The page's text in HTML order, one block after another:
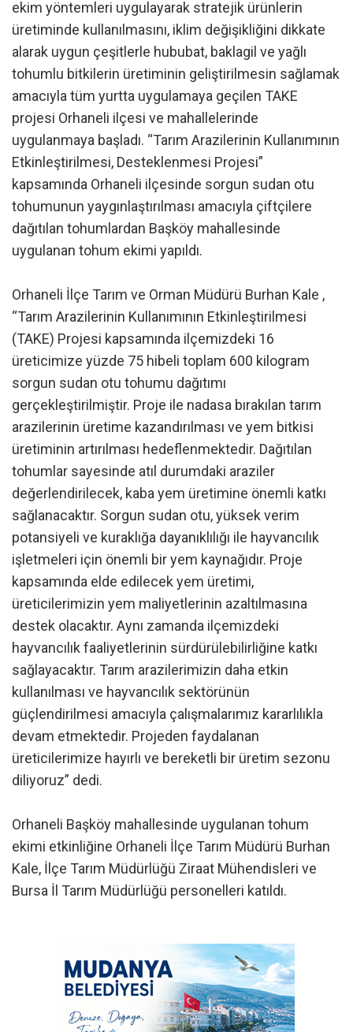
ekim yöntemleri uygulayarak stratejik ürünlerin
üretiminde kullanılmasını, iklim değişikliğini dikkate
alarak uygun çeşitlerle hububat, baklagil ve yağlı
tohumlu bitkilerin üretiminin geliştirilmesin sağlamak
amacıyla tüm yurtta uygulamaya geçilen TAKE
projesi Orhaneli ilçesi ve mahallelerinde
uygulanmaya başladı. “Tarım Arazilerinin Kullanımının
Etkinleştirilmesi, Desteklenmesi Projesi”
kapsamında Orhaneli ilçesinde sorgun sudan otu
tohumunun yaygınlaştırılması amacıyla çiftçilere
dağıtılan tohumlardan Başköy mahallesinde
uygulanan tohum ekimi yapıldı.
Orhaneli İlçe Tarım ve Orman Müdürü Burhan Kale ,
“Tarım Arazilerinin Kullanımının Etkinleştirilmesi
(TAKE) Projesi kapsamında ilçemizdeki 16
üreticimize yüzde 75 hibeli toplam 600 kilogram
sorgun sudan otu tohumu dağıtımı
gerçekleştirilmiştir. Proje ile nadasa bırakılan tarım
arazilerinin üretime kazandırılması ve yem bitkisi
üretiminin artırılması hedeflenmektedir. Dağıtılan
tohumlar sayesinde atıl durumdaki araziler
değerlendirilecek, kaba yem üretimine önemli katkı
sağlanacaktır. Sorgun sudan otu, yüksek verim
potansiyeli ve kuraklığa dayanıklılığı ile hayvancılık
işletmeleri için önemli bir yem kaynağıdır. Proje
kapsamında elde edilecek yem üretimi,
üreticilerimizin yem maliyetlerinin azaltılmasına
destek olacaktır. Aynı zamanda ilçemizdeki
hayvancılık faaliyetlerinin sürdürülebilirliğine katkı
sağlayacaktır. Tarım arazilerimizin daha etkin
kullanılması ve hayvancılık sektörünün
güçlendirilmesi amacıyla çalışmalarımız kararlılıkla
devam etmektedir. Projeden faydalanan
üreticilerimize hayırlı ve bereketli bir üretim sezonu
diliyoruz” dedi.
Orhaneli Başköy mahallesinde uygulanan tohum
ekimi etkinliğine Orhaneli İlçe Tarım Müdürü Burhan
Kale, İlçe Tarım Müdürlüğü Ziraat Mühendisleri ve
Bursa İl Tarım Müdürlüğü personelleri katıldı.